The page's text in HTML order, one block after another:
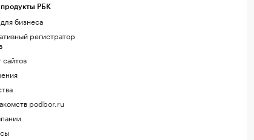
РБК
бизнеса
регистратор
сайтов
podbor.ru